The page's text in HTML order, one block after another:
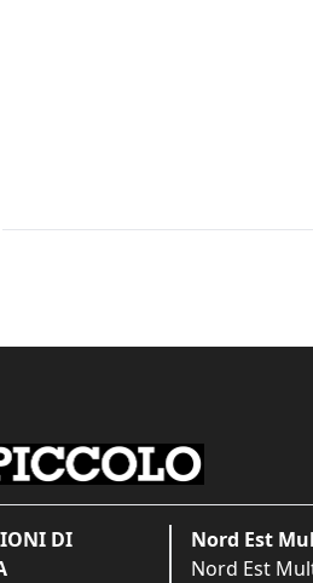
DI
Nord Est
Nord Est